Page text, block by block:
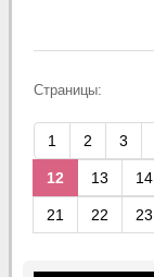
Страницы:
1 2 3
12 13 14
21 22 23